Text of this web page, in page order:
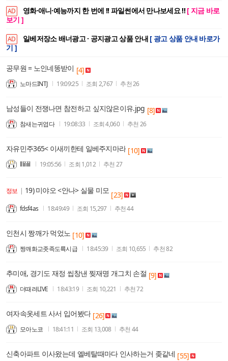
AD 영화·애니·예능까지 한 번에 !! 파일썬에서 만나보세요 !! [ 지금 바로
보기 ]
AD 일베저장소 배너광고 · 공지광고 상품 안내 [ 광고 상품 안내 바로가
기 ]
공무원 = 노인네똥받이 [4]
노마드INTJ 19:09:25 조회 2,767 추천26
남성들이 전쟁나면 참전하고 싶지않은이유.jpg [8]
참새는귀엽다 19:08:33 조회4,060 추천 26
자유민주365< 이새끼한테 일베주지마라 [10]
lllililil 19:05:56 조회 1,012 추천 27
정보 | 19) 미야오 <안나> 실물 미모 [23]
fdsf4as 18:49:49 조회 15,297 추천44
인천시 짱깨가 먹었노 [10]
짱깨화교좃족도륙시급 18:45:39 조회 10,655 추천82
추미애, 경기도 재정 씹창낸 찢재명 개그치 손절 [9]
더때려LIVE 18:43:19 조회 10,221 추천72
여자속옷세트 사서 입어봤다 [26]
모아노코 18:41:11 조회 13,008 추천 44
신축아파트 이사왔는데 엘베탈때마다 인사하는거 좆같네 [55]